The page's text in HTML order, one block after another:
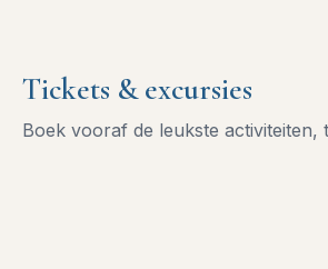
Tickets & excursies
Boek vooraf de leukste activiteiten,